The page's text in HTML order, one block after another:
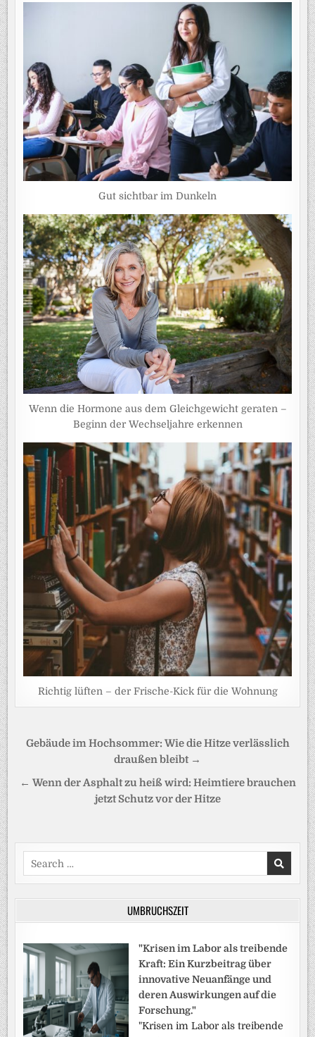
Gut sichtbar im Dunkeln
Wenn die Hormone aus dem Gleichgewicht geraten –
Beginn der Wechseljahre erkennen
Richtig lüften – der Frische-Kick für die Wohnung
Beitragsnavigation
Gebäude im Hochsommer: Wie die Hitze verlässlich
draußen bleibt →
← Wenn der Asphalt zu heiß wird: Heimtiere brauchen
jetzt Schutz vor der Hitze
Search
for:
UMBRUCHSZEIT
"Krisen im Labor als treibende
Kraft: Ein Kurzbeitrag über
innovative Neuanfänge und
deren Auswirkungen auf die
Forschung."
"Krisen im Labor als treibende